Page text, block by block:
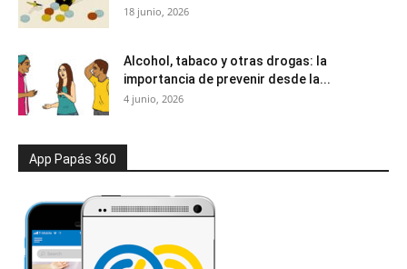
18 junio, 2026
Alcohol, tabaco y otras drogas: la
importancia de prevenir desde la...
4 junio, 2026
App Papás 360